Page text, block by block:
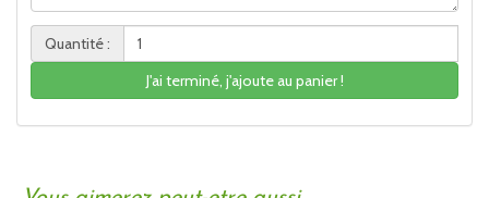
Quantité :
J'ai terminé, j'ajoute au panier !